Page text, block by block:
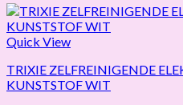
Quick View
TRIXIE ZELFREINIGENDE
KUNSTSTOF WIT